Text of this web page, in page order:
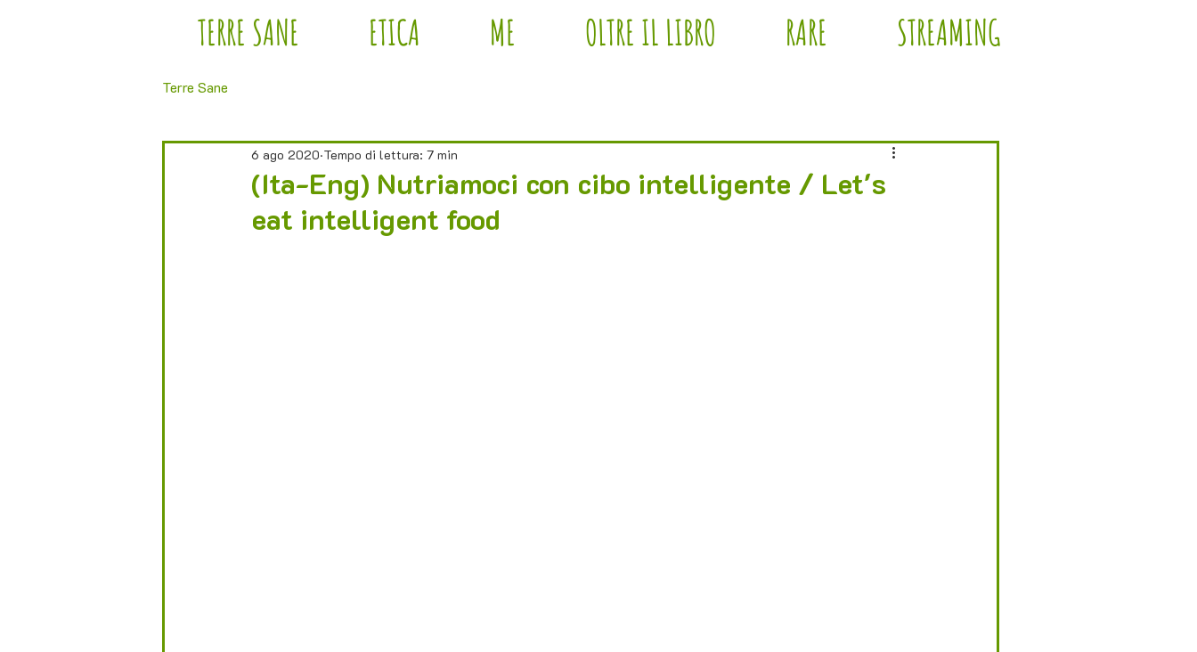
TERRE SANE ETICA ME OLTRE IL LIBRO RARE STREAMING
Terre Sane
(Ita-Eng) Nutriamoci con cibo intelligente / Let's
eat intelligent food
6 ago 2020 Tempo di lettura: 7 min